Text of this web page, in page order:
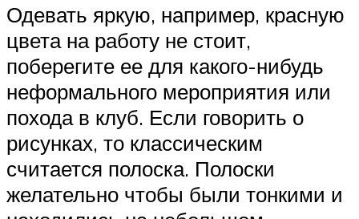
Одевать яркую, например, красную
цвета на работу не стоит,
поберегите ее для какого-нибудь
неформального мероприятия или
похода в клуб. Если говорить о
рисунках, то классическим
считается полоска. Полоски
желательно чтобы были тонкими и